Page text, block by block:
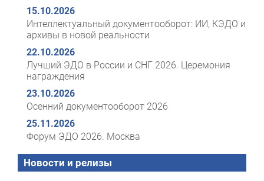
15.10.2026
Интеллектуальный документооборот: ИИ, КЭДО и
архивы в новой реальности
22.10.2026
Лучший ЭДО в России и СНГ 2026. Церемония
награждения
23.10.2026
Осенний документооборот 2026
25.11.2026
Форум ЭДО 2026. Москва
Новости и релизы